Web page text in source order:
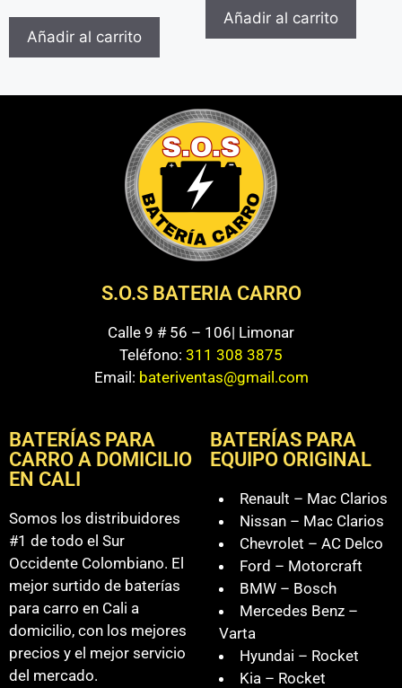
Añadir al carrito
Añadir al carrito
S.O.S BATERIA CARRO
Calle 9 # 56 – 106| Limonar
Teléfono: 311 308 3875
Email: bateriventas@gmail.com
BATERÍAS PARA
CARRO A DOMICILIO
EN CALI
Somos los distribuidores
#1 de todo el Sur
Occidente Colombiano. El
mejor surtido de baterías
para carro en Cali a
domicilio, con los mejores
precios y el mejor servicio
del mercado.
BATERÍAS PARA
EQUIPO ORIGINAL
Renault – Mac Clarios
Nissan – Mac Clarios
Chevrolet – AC Delco
Ford – Motorcraft
BMW – Bosch
Mercedes Benz –
Varta
Hyundai – Rocket
Kia – Rocket